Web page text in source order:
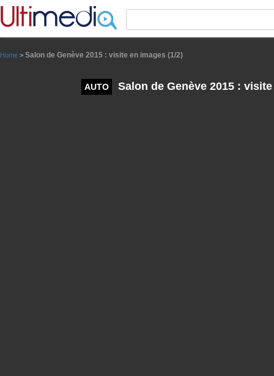
Home > Salon de Genève 2015 : visite en images (1/2)
AUTO Salon de Genève 2015 :
Panneau de gestion des cookies